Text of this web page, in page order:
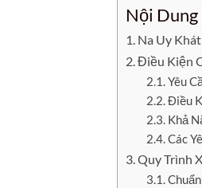
Nội
Na Uy
Điều Kiện
Yêu
Điều
Khả
Các
Quy Trình